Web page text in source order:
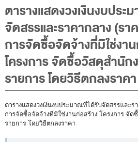
ประวัติสำนักงานการตรวจเงินแผ่นดิน
พรป. ว่าด้วยการตรวจเงินแผ่นดิน พ.ศ.
แผนปฏิบัติราชการ ระยะ 5 ปี (พ.ศ. 2566
พระราชดำรัส รัชกาลที่ 9
ผู้บริหารสำนักงานการตรวจเงินแผ่นดิน
รองผู้ว่าการตรวจเงินแผ่นดิน
ผู้ตรวจเงินแผ่นดิน (สตภ.1-15)
ที่ปรึกษาการตรวจเงินแผ่นดิน
ตารางแสดงวงเงินงบประ
จัดสรรและราคากลาง (รา
การจัดซื้อจัดจ้างที่มิใช่งา
โครงการ จัดซื้อวัสดุสำนัก
รายการ โดยวิธีตกลงราคา
ตารางแสดงวงเงินงบประมาณที่ได้รับจัดสรรและร
การจัดซื้อจัดจ้างที่มิใช่งานก่อสร้าง โครงการ จัด
รายการ โดยวิธีตกลงราคา